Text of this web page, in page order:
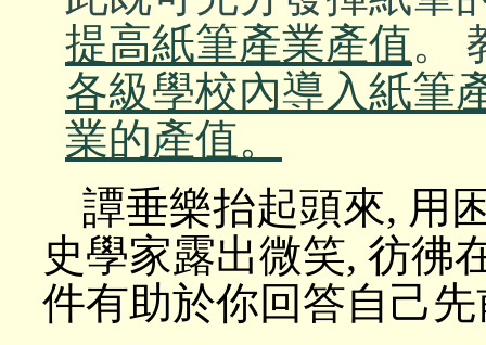
提高紙筆產業產值。
各級學校內導入紙筆
業的產值。
譚垂樂抬起頭來, 用
史學家露出微笑, 彷彿
件有助於你回答自己